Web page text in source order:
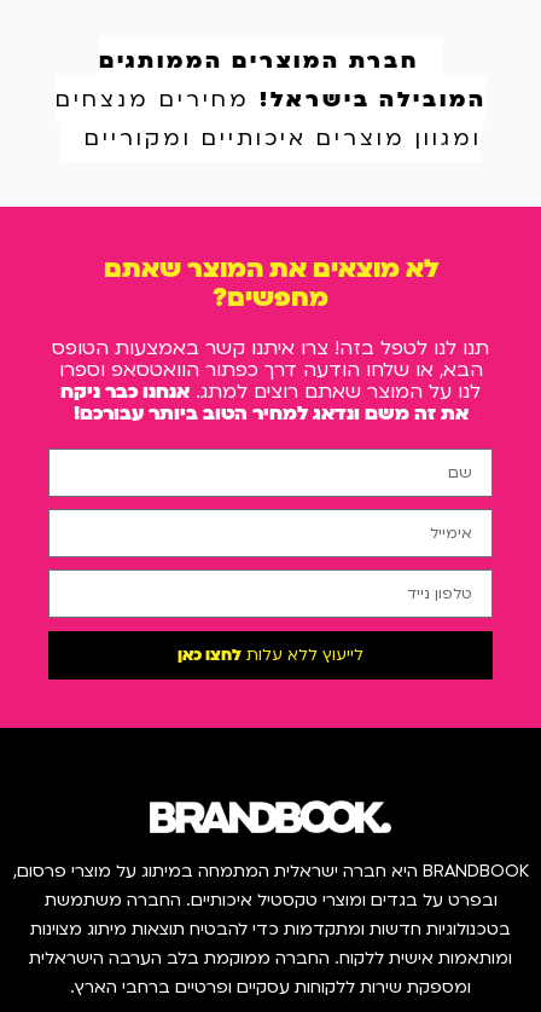
חברת המוצרים הממותגים
המובילה בישראל! מחירים מנצחים
ומגוון מוצרים איכותיים ומקוריים
לא מוצאים את המוצר שאתם
מחפשים?
תנו לנו לטפל בזה! צרו איתנו קשר באמצעות הטופס
הבא, או שלחו הודעה דרך כפתור הוואטסאפ וספרו
לנו על המוצר שאתם רוצים למתג. אנחנו כבר ניקח
את זה משם ונדאג למחיר הטוב ביותר עבורכם!
לייעוץ ללא עלות לחצו כאן
BRANDBOOK היא חברה ישראלית המתמחה במיתוג על מוצרי פרסום,
ובפרט על בגדים ומוצרי טקסטיל איכותיים. החברה משתמשת
בטכנולוגיות חדשות ומתקדמות כדי להבטיח תוצאות מיתוג מצוינות
ומותאמות אישית ללקוח. החברה ממוקמת בלב הערבה הישראלית
ומספקת שירות ללקוחות עסקיים ופרטיים ברחבי הארץ.